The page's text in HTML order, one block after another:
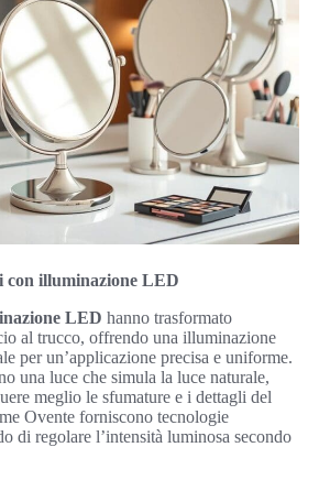
con illuminazione LED
LED hanno trasformato
al trucco, offrendo una illuminazione
per un’applicazione precisa e uniforme.
una luce che simula la luce naturale,
meglio le sfumature e i dettagli del
Ovente forniscono tecnologie
di regolare l’intensità luminosa secondo